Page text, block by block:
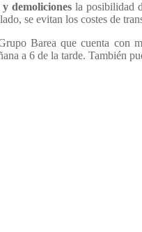
demoliciones la posibilidad
se evitan los costes de
Barea que cuenta
a 6 de la tarde. También